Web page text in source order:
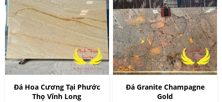
Đá Hoa Cương Tại Phước
Thọ Vĩnh Long
Đá Granite Champagne
Gold